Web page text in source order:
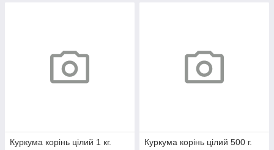
Куркума корінь цілий 1 кг.
Куркума корінь цілий 500 г.